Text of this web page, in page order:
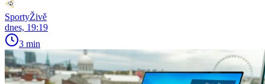
SportyŽivě
dnes, 19:19
3 min